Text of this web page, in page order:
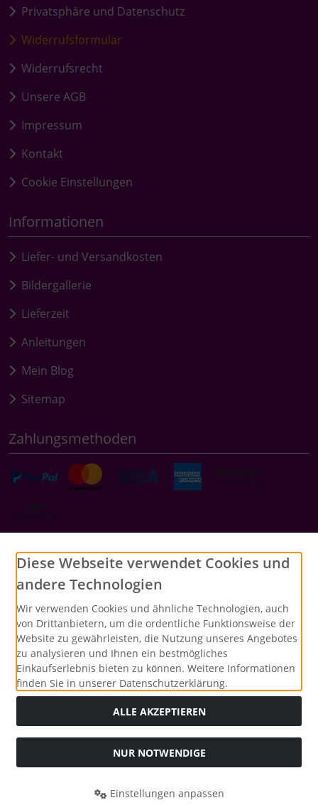
Privatsphäre und Datenschutz
Widerrufsformular
Widerrufsrecht
Unsere AGB
Impressum
Kontakt
Cookie Einstellungen
Informationen
Liefer- und Versandkosten
Bildergallerie
Lieferzeit
Anleitungen
Mein Blog
Sitemap
Zahlungsmethoden
Social Media
Alle Preise inkl. gesetzl. MwSt. zzgl.Versandkosten
durchgestrichenen Preise entsprechen dem bisherigen Preis
Merrys Bastelstübchen - Der kreative Shop für Bastelfans. ©
Diese Webseite verwendet Cookies und
andere Technologien
Wir verwenden Cookies und ähnliche Technologien, auch
von Drittanbietern, um die ordentliche Funktionsweise der
Website zu gewährleisten, die Nutzung unseres Angebotes
zu analysieren und Ihnen ein bestmögliches
Einkaufserlebnis bieten zu können. Weitere Informationen
finden Sie in unserer Datenschutzerklärung.
ALLE AKZEPTIEREN
NUR NOTWENDIGE
Einstellungen anpassen